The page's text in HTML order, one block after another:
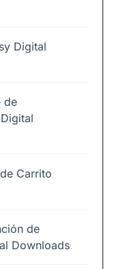
Digital
de
Carrito
de
Downloads